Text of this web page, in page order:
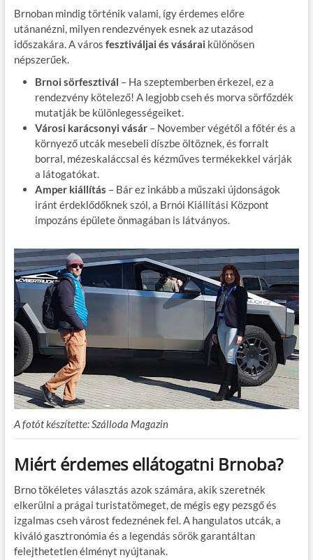
Brnoban mindig történik valami, így érdemes előre
utánanézni, milyen rendezvények esnek az utazásod
időszakára. A város fesztiváljai és vásárai különösen
népszerűek.
Brnoi sörfesztivál – Ha szeptemberben érkezel, ez a
rendezvény kötelező! A legjobb cseh és morva sörfőzdék
mutatják be különlegességeiket.
Városi karácsonyi vásár– November végétől a főtér és a
környező utcák mesebeli díszbe öltöznek, és forralt
borral, mézeskaláccsal és kézműves termékekkel várják
a látogatókat.
Amper kiállítás – Bár ez inkább a műszaki újdonságok
iránt érdeklődőknek szól, a Brnói Kiállítási Központ
impozáns épülete önmagában is látványos.
A fotót készítette: Szálloda Magazin
Miért érdemes ellátogatni Brnoba?
Brno tökéletes választás azok számára, akik szeretnék
elkerülni a prágai turistatömeget, de mégis egy pezsgő és
izgalmas cseh várost fedeznének fel. A hangulatos utcák, a
kiváló gasztronómia és a legendás sörök garantáltan
felejthetetlen élményt nyújtanak.